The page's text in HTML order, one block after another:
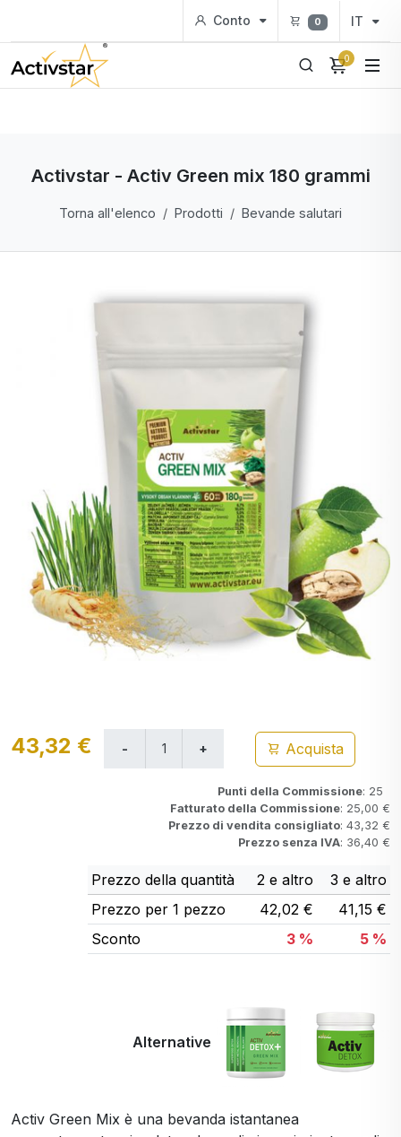
Conto 0 IT
0
Activstar - Activ Green mix 180 grammi
Torna all'elenco Prodotti Bevande salutari
43,32 € Acquista
Punti della Commissione: 25
Fatturato della Commissione: 25,00 €
Prezzo di vendita consigliato: 43,32 €
Prezzo senza IVA: 36,40 €
Prezzo della quantità 2 e altro
3 e altro
Prezzo per 1 pezzo
42,02 €
41,15 €
Sconto
3 % 5 %
Alternative
Activ Green Mix è una bevanda istantanea